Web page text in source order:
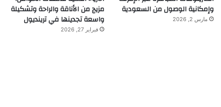
وإمكانية الوصول من السعودية
مارس 2, 2026
مزيج من الأناقة والراحة وتشكيلة
واسعة تجدينها في ترينديول
فبراير 27, 2026